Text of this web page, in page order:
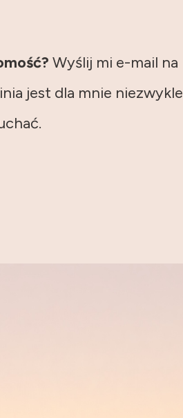
Wyślij mi e-mail na
jest dla mnie niezwykle